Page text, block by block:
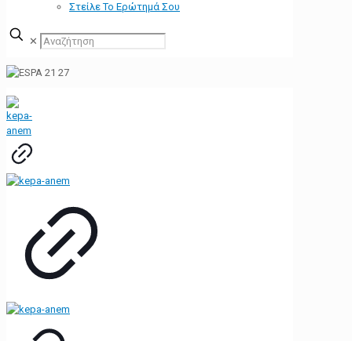
Στείλε Το Ερώτημά Σου
✕